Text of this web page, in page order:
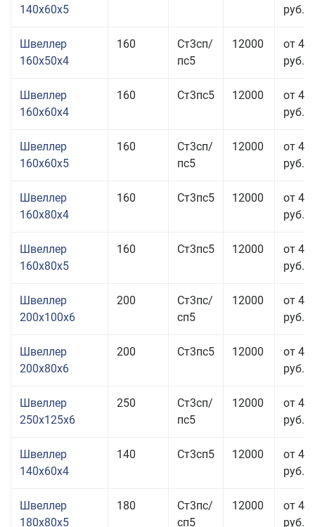
140x60x5
руб.
Швеллер
160x50x4
160
Ст3сп/
пс5
12000
от 41
руб.
Швеллер
160x60x4
160 Ст3пс5 12000
от 42
руб.
Швеллер
160x60x5
160
Ст3сп/
пс5
12000
от 42
руб.
Швеллер
160x80x4
160 Ст3пс5 12000
от 43
руб.
Швеллер
160x80x5
160 Ст3пс5 12000
от 41
руб.
Швеллер
200x100x6
200
Ст3пс/
сп5
12000
от 47
руб.
Швеллер
200x80x6
200 Ст3пс5 12000
от 43
руб.
Швеллер
250x125x6
250
Ст3сп/
пс5
12000
от 43
руб.
Швеллер
140x60x4
140 Ст3сп5 12000
от 46
руб.
Швеллер
180x80x5
180
Ст3пс/
сп5
12000
от 45
руб.